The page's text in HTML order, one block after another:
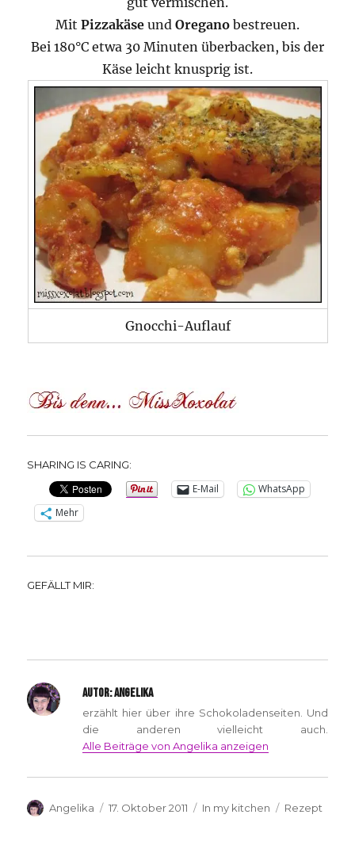
Mit Pizzakäse und Oregano bestreuen.
Bei 180°C etwa 30 Minuten überbacken, bis der
Käse leicht knusprig ist.
Gnocchi-Auflauf
SHARING IS CARING:
E-Mail
WhatsApp
Mehr
GEFÄLLT MIR:
AUTOR:ANGELIKA
erzählt hier über ihre Schokoladenseiten. Und
die anderen vielleicht auch.
Alle Beiträge von Angelika anzeigen
Autor
Angelika
Veröffentlicht
17. Oktober 2011 Kategorien
In my kitchen Schlagwörter
Rezept